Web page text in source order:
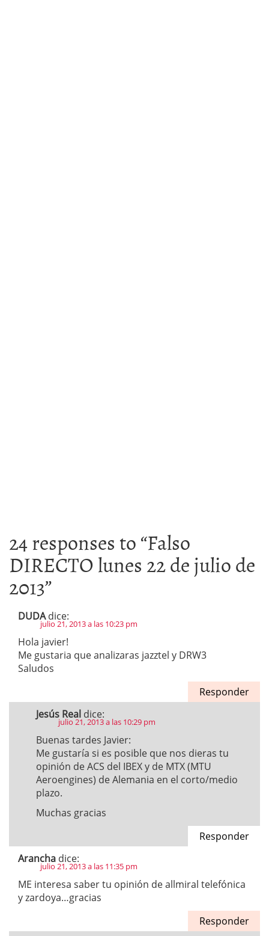
24 responses to “Falso
DIRECTO lunes 22 de julio de
2013”
DUDA dice:
julio 21, 2013 a las 10:23 pm
Hola javier!
Me gustaria que analizaras jazztel y DRW3
Saludos
Responder
Jesús Real dice:
julio 21, 2013 a las 10:29 pm
Buenas tardes Javier:
Me gustaría si es posible que nos dieras tu
opinión de ACS del IBEX y de MTX (MTU
Aeroengines) de Alemania en el corto/medio
plazo.
Muchas gracias
Responder
Arancha dice:
julio 21, 2013 a las 11:35 pm
ME interesa saber tu opinión de allmiral telefónica
y zardoya…gracias
Responder